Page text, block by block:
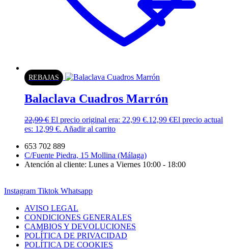
REBAJAS
Balaclava Cuadros Marrón
22,99€ El precio original era: 22,99 €.12,99 €El precio actual
es: 12,99 €. Añadir al carrito
653 702 889
C/Fuente Piedra, 15 Mollina (Málaga)
Atención al cliente: Lunes a Viernes 10:00 - 18:00
Instagram Tiktok Whatsapp
AVISO LEGAL
CONDICIONES GENERALES
CAMBIOS Y DEVOLUCIONES
POLÍTICA DE PRIVACIDAD
POLÍTICA DE COOKIES